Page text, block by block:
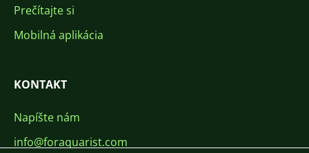
Prečítajte si
Mobilná aplikácia
KONTAKT
Napíšte nám
info@foraquarist.com